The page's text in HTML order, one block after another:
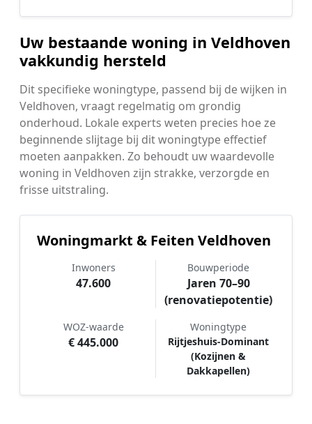
Uw bestaande woning in Veldhoven
vakkundig hersteld
Dit specifieke woningtype, passend bij de wijken in
Veldhoven, vraagt regelmatig om grondig
onderhoud. Lokale experts weten precies hoe ze
beginnende slijtage bij dit woningtype effectief
moeten aanpakken. Zo behoudt uw waardevolle
woning in Veldhoven zijn strakke, verzorgde en
frisse uitstraling.
Woningmarkt & Feiten Veldhoven
Inwoners
47.600
Bouwperiode
Jaren 70–90
(renovatiepotentie)
WOZ-waarde
€ 445.000
Woningtype
Rijtjeshuis-Dominant
(Kozijnen &
Dakkapellen)